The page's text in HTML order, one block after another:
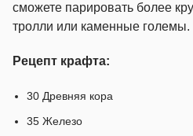
сможете парировать более
тролли или каменные големы.
Рецепт крафта:
30 Древняя кора
35 Железо